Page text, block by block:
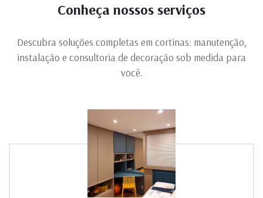
Conheça nossos serviços
Descubra soluções completas em cortinas: manutenção,
instalação e consultoria de decoração sob medida para
você.